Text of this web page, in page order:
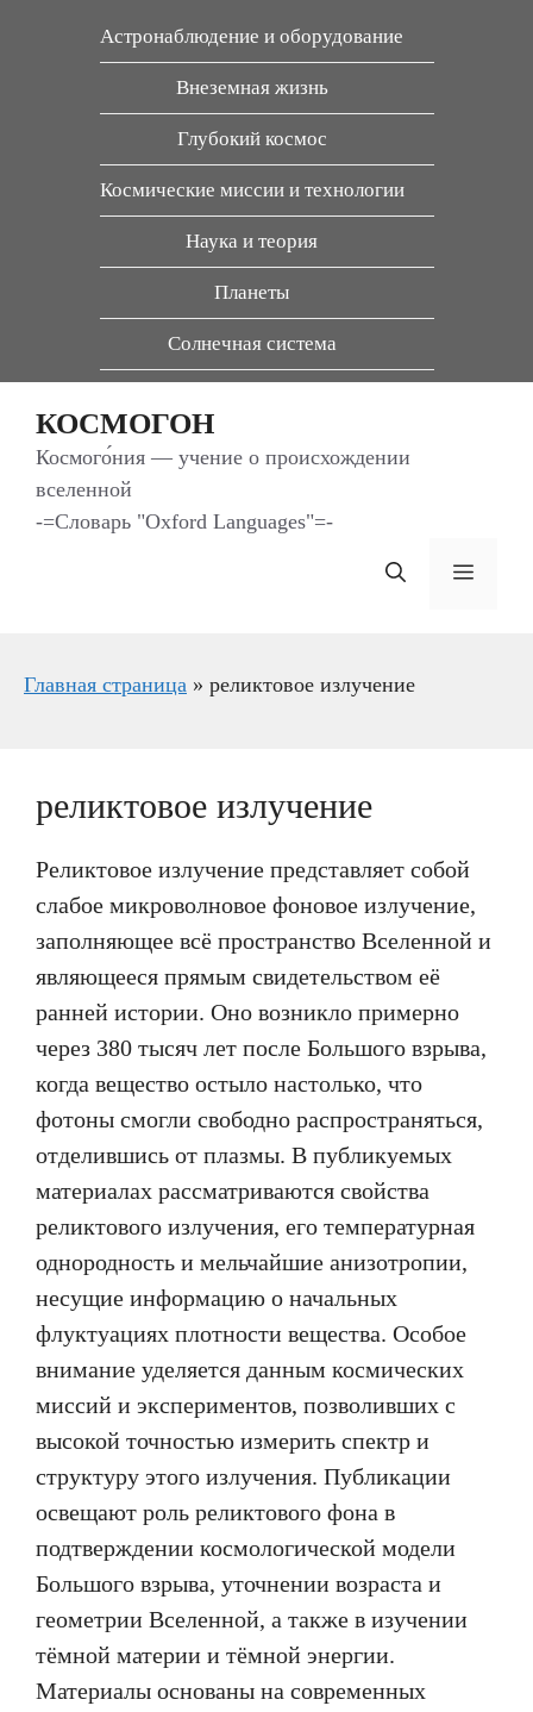
Астронаблюдение и оборудование
Внеземная жизнь
Глубокий космос
Космические миссии и технологии
Наука и теория
Планеты
Солнечная система
КОСМОГОН
Космого́ния — учение о происхождении
вселенной
-=Словарь "Oxford Languages"=-
Меню
Главная страница » реликтовое излучение
реликтовое излучение
Реликтовое излучение представляет собой
слабое микроволновое фоновое излучение,
заполняющее всё пространство Вселенной и
являющееся прямым свидетельством её
ранней истории. Оно возникло примерно
через 380 тысяч лет после Большого взрыва,
когда вещество остыло настолько, что
фотоны смогли свободно распространяться,
отделившись от плазмы. В публикуемых
материалах рассматриваются свойства
реликтового излучения, его температурная
однородность и мельчайшие анизотропии,
несущие информацию о начальных
флуктуациях плотности вещества. Особое
внимание уделяется данным космических
миссий и экспериментов, позволивших с
высокой точностью измерить спектр и
структуру этого излучения. Публикации
освещают роль реликтового фона в
подтверждении космологической модели
Большого взрыва, уточнении возраста и
геометрии Вселенной, а также в изучении
тёмной материи и тёмной энергии.
Материалы основаны на современных